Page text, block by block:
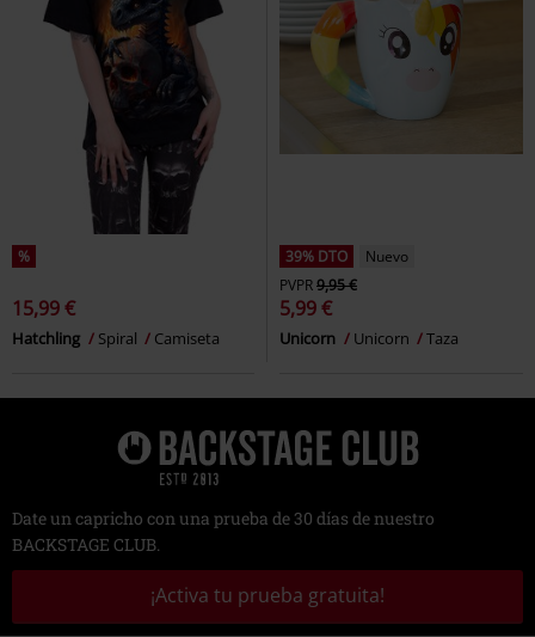
%
15,99 €
Hatchling Spiral Camiseta
39% DTO
Nuevo
PVPR9,95 €
5,99 €
Unicorn Unicorn Taza
Date un capricho con una prueba de 30 días de nuestro
BACKSTAGE CLUB.
¡Activa tu prueba gratuita!